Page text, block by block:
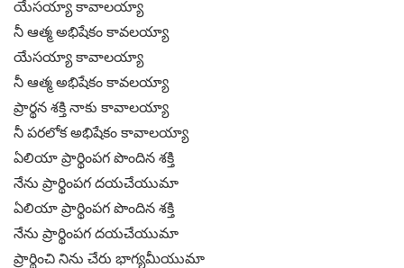
యేసయ్యా కావాలయ్యా
నీ ఆత్మ అభిషేకం కావలయ్యా
యేసయ్యా కావాలయ్యా
నీ ఆత్మ అభిషేకం కావలయ్యా
ప్రార్థన శక్తి నాకు కావాలయ్యా
నీ పరలోక అభిషేకం కావాలయ్యా
ఏలియా ప్రార్థింపగ పొందిన శక్తి
నేను ప్రార్థింపగ దయచేయుమా
ఏలియా ప్రార్థింపగ పొందిన శక్తి
నేను ప్రార్థింపగ దయచేయుమా
ప్రార్థించి నిను చేరు భాగ్యమీయుమా